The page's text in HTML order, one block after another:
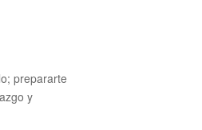
prepararte
y